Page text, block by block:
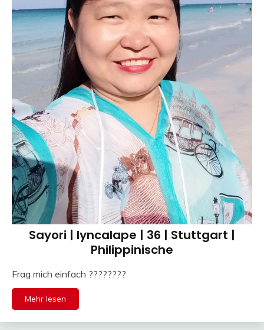
Sayori | lyncalape | 36 | Stuttgart |
Philippinische
Frag mich einfach ????????
Mehr lesen